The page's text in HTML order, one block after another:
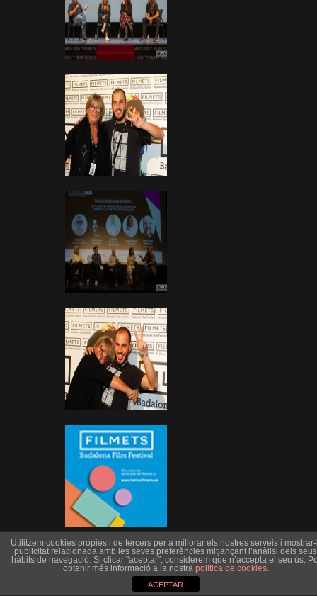
Utilitzem cookies pròpies i de tercers per a millorar els nostres serveis i
publicitat relacionada amb les seves preferències mitjançant l’anàlisi dels seus
hàbits de navegació. Si clicar "aceptar", considerem que n’accepta el seu ús.
obtenir més informació a la nostra política de cookies.
ACEPTAR